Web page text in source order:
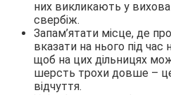
них викликають у
свербіж.
Запам’ятати місце, де
вказати на нього під час
щоб на цих дільницях
шерсть трохи довше –
відчуття.